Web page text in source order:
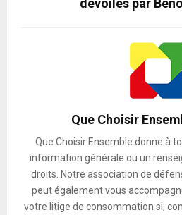
Que Choisir
Que Choisir Ensemble donne à
information générale ou un
droits. Notre association de
peut également vous
votre litige de consommation si,